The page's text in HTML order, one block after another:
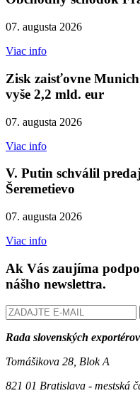
07. augusta 2026
Viac info
Zisk zaisťovne
vyše 2,2 mld. eur
07. augusta 2026
Viac info
V. Putin schválil
Šeremetievo
07. augusta 2026
Viac info
Ak Vás zaujíma
nášho newslettra.
Rada slovenských exportérov
Tomášikova 28, Blok A
821 01 Bratislava - mestská